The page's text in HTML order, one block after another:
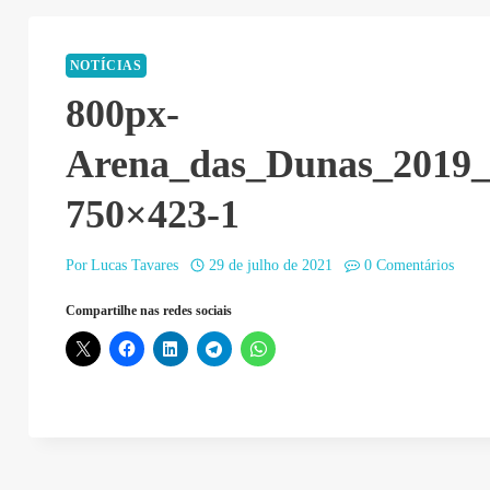
NOTÍCIAS
800px-
750×423-1
Por Lucas Tavares 29 de julho de 2021 0 Comentários
Compartilhe nas redes sociais